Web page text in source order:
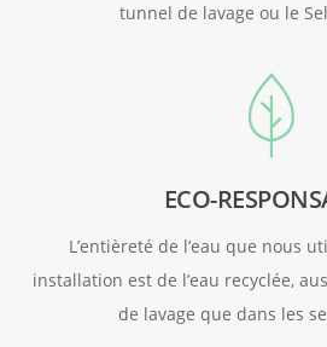
tunnel de lavage ou le
ECO-
L’entièreté de l’eau que nous
installation est de l’eau recyclée,
de lavage que dans les